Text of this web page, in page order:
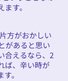
す。
方がおかしい
があると思い
合えるなら、2
ば、辛い時が
。